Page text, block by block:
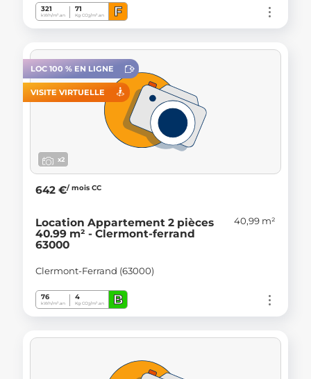
321
kWh/m².an
71
Kg CO2/m².an F
LOC 100 % EN LIGNE
VISITE VIRTUELLE
x2
642 €/ mois CC
Location Appartement 2 pièces
40.99 m² - Clermont-ferrand
63000
40,99 m²
Clermont-Ferrand (63000)
76
kWh/m².an
4
Kg CO2/m².an B